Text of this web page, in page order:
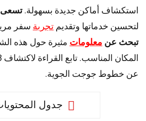
استكشاف أماكن جديدة بسهولة.تسعى
لتحسين خدماتها وتقديم تجربة سفر
تبحث عن معلومات مثيرة حول هذه
عن خطوط جوجت الجوية.
جدول